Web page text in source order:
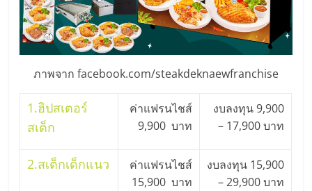
ลงทุน
น้อย
คืน
ทุน
ภาพจาก facebook.com/steakdeknaewfranchise
1.ฮิปสเตอร์
สเต็ก
ค่าแฟรนไชส์
9,900 บาท
งบลงทุน 9,900
– 17,900 บาท
2.สเต็กเด็กแนว
ค่าแฟรนไชส์
15,900 บาท
งบลงทุน 15,900
– 29,900 บาท